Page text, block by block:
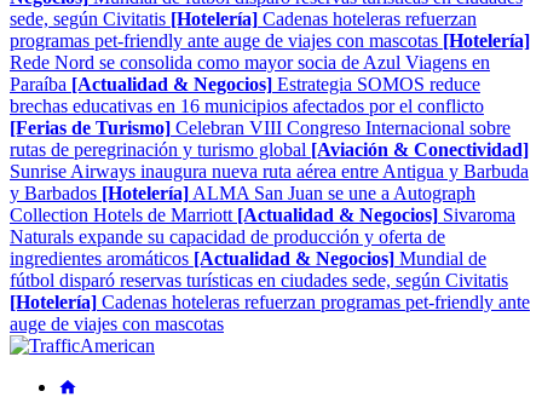
sede, según Civitatis [Hotelería] Cadenas hoteleras refuerzan
programas pet-friendly ante auge de viajes con mascotas [Hotelería]
Rede Nord se consolida como mayor socia de Azul Viagens en
Paraíba [Actualidad & Negocios] Estrategia SOMOS reduce
brechas educativas en 16 municipios afectados por el conflicto
[Ferias de Turismo] Celebran VIII Congreso Internacional sobre
rutas de peregrinación y turismo global [Aviación & Conectividad]
Sunrise Airways inaugura nueva ruta aérea entre Antigua y Barbuda
y Barbados [Hotelería] ALMA San Juan se une a Autograph
Collection Hotels de Marriott [Actualidad & Negocios] Sivaroma
Naturals expande su capacidad de producción y oferta de
ingredientes aromáticos [Actualidad & Negocios] Mundial de
fútbol disparó reservas turísticas en ciudades sede, según Civitatis
[Hotelería] Cadenas hoteleras refuerzan programas pet-friendly ante
auge de viajes con mascotas